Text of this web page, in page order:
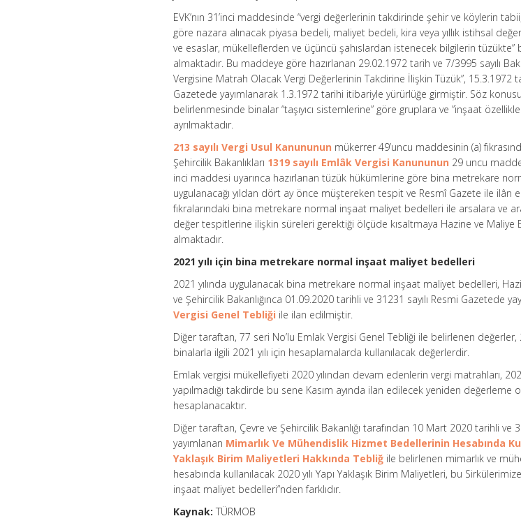
EVK’nın 31’inci maddesinde “vergi değerlerinin takdirinde şehir ve köylerin
göre nazara alınacak piyasa bedeli, maliyet bedeli, kira veya yıllık istihsal
ve esaslar, mükelleflerden ve üçüncü şahıslardan istenecek bilgilerin
almaktadır. Bu maddeye göre hazırlanan 29.02.1972 tarih ve 7/3995 sayılı
Vergisine Matrah Olacak Vergi Değerlerinin Takdirine İlişkin Tüzük”, 15.3.1972
Gazetede yayımlanarak 1.3.1972 tarihi itibariyle yürürlüğe girmiştir. Söz
belirlenmesinde binalar “taşıyıcı sistemlerine” göre gruplara ve ”inşaat
ayrılmaktadır.
213 sayılı Vergi Usul Kanununun mükerrer 49’uncu maddesinin (a)
Şehircilik Bakanlıkları 1319 sayılı Emlâk Vergisi Kanununun 29 uncu
inci maddesi uyarınca hazırlanan tüzük hükümlerine göre bina metrekare
uygulanacağı yıldan dört ay önce müştereken tespit ve Resmî Gazete ile ilân
fıkralarındaki bina metrekare normal inşaat maliyet bedelleri ile arsalara ve
değer tespitlerine ilişkin süreleri gerektiği ölçüde kısaltmaya Hazine ve Maliye
almaktadır.
2021 yılı için bina metrekare normal inşaat maliyet bedelleri
2021 yılında uygulanacak bina metrekare normal inşaat maliyet bedelleri,
ve Şehircilik Bakanlığınca 01.09.2020 tarihli ve 31231 sayılı Resmi Gazetede
Vergisi Genel Tebliği ile ilan edilmiştir.
Diğer taraftan, 77 seri No’lu Emlak Vergisi Genel Tebliği ile belirlenen değerler,
binalarla ilgili 2021 yılı için hesaplamalarda kullanılacak değerlerdir.
Emlak vergisi mükellefiyeti 2020 yılından devam edenlerin vergi matrahları,
yapılmadığı takdirde bu sene Kasım ayında ilan edilecek yeniden değerleme
hesaplanacaktır.
Diğer taraftan, Çevre ve Şehircilik Bakanlığı tarafından 10 Mart 2020 tarihli ve
yayımlanan Mimarlık Ve Mühendislik Hizmet Bedellerinin Hesabında
Yaklaşık Birim Maliyetleri Hakkında Tebliğ ile belirlenen mimarlık ve
hesabında kullanılacak 2020 yılı Yapı Yaklaşık Birim Maliyetleri, bu
inşaat maliyet bedelleri”nden farklıdır.
Kaynak: TÜRMOB